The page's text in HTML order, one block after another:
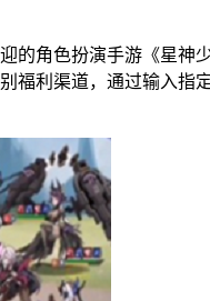
的角色扮演手游《星神
福利渠道，通过输入